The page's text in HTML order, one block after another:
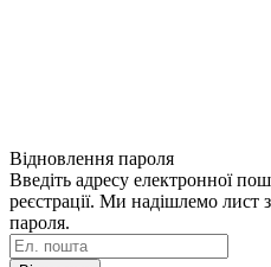
Відновлення пароля
Введіть адресу електронної
реєстрації. Ми надішлемо лист
пароля.